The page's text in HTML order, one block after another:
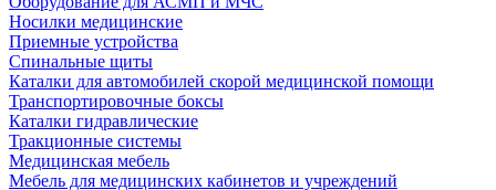
Носилки медицинские
Приемные устройства
Спинальные щиты
Каталки для автомобилей скорой медицинской помощи
Транспортировочные боксы
Каталки гидравлические
Тракционные системы
Медицинская мебель
Мебель для медицинских кабинетов и учреждений